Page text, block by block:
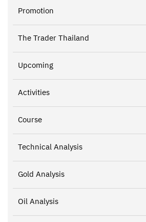
Promotion
The Trader Thailand
Upcoming
Activities
Course
Technical Analysis
Gold Analysis
Oil Analysis